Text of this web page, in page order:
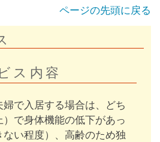
ページの先頭に戻る
ス内容
婦で入居する場合は、どち
）で身体機能の低下があっ
ない程度）、高齢のため独